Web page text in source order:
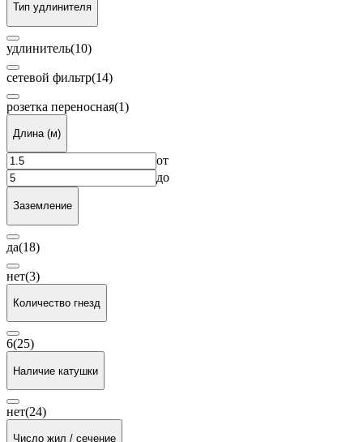
Тип удлинителя
удлинитель(10)
сетевой фильтр(14)
розетка переносная(1)
Длина (м)
от
до
Заземление
да(18)
нет(3)
Количество гнезд
6(25)
Наличие катушки
нет(24)
Число жил / сечение